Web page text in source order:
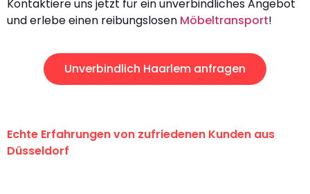
Kontaktiere uns jetzt für ein unverbindliches Angebot
und erlebe einen reibungslosen Möbeltransport!
Unverbindlich Haarlem anfragen
Echte Erfahrungen von zufriedenen Kunden aus
Düsseldorf